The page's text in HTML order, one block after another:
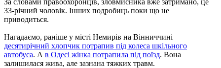
33-річний чоловік. Інших подробиць поки що не
приводиться.
Нагадаємо, раніше у місті Немирів на Вінниччині
десятирічний хлопчик потрапив під колеса шкільного
автобуса. А в Одесі жінка потрапила під поїзд. Вона
залишилася жива, але зазнана тяжких травм.